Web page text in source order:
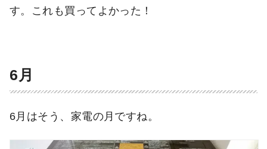
す。これも買ってよかった！
6月
6月はそう、家電の月ですね。